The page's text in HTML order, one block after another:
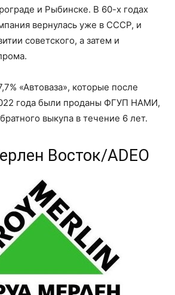
и Рыбинске. В 60-х годах
вернулась уже в СССР, и
советского, а затем и
«Автоваза», которые после
года были проданы ФГУП НАМИ,
выкупа в течение 6 лет.
Восток/ADEO